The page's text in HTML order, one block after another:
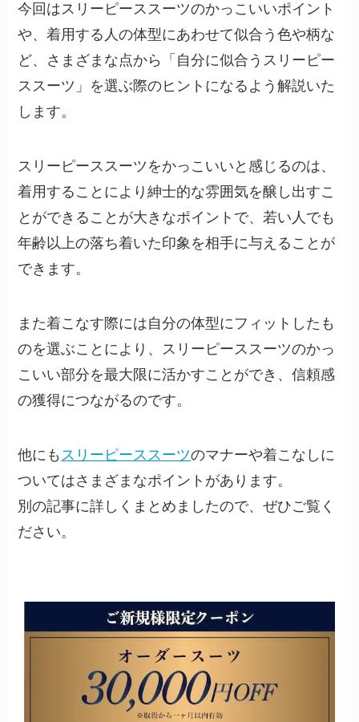
今回はスリーピーススーツのかっこいいポイント
や、着用する人の体型にあわせて似合う色や柄な
ど、さまざまな点から「自分に似合うスリーピー
ススーツ」を選ぶ際のヒントになるよう解説いた
します。
スリーピーススーツをかっこいいと感じるのは、
着用することにより紳士的な雰囲気を醸し出すこ
とができることが大きなポイントで、若い人でも
年齢以上の落ち着いた印象を相手に与えることが
できます。
また着こなす際には自分の体型にフィットしたも
のを選ぶことにより、スリーピーススーツのかっ
こいい部分を最大限に活かすことができ、信頼感
の獲得につながるのです。
他にも スリーピーススーツのマナーや着こなしに
ついてはさまざまなポイントがあります。
別の記事に詳しくまとめましたので、ぜひご覧く
ださい。